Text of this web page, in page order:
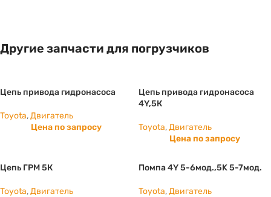
Другие запчасти для погрузчиков
Цепь привода гидронасоса
Toyota,Двигатель
Цена по запросу
Цепь привода гидронасоса
4Y,5К
Toyota,Двигатель
Цена по запросу
Цепь ГРМ 5К
Toyota,Двигатель
Помпа 4Y 5-6мод.,5K 5-7мод.
Toyota,Двигатель